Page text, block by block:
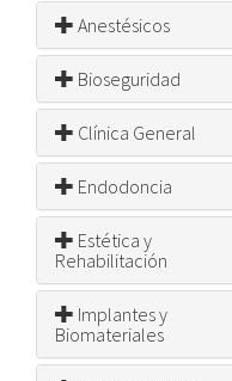
Anestésicos
Bioseguridad
Clínica General
Endodoncia
Estética y
Rehabilitación
Implantes y
Biomateriales